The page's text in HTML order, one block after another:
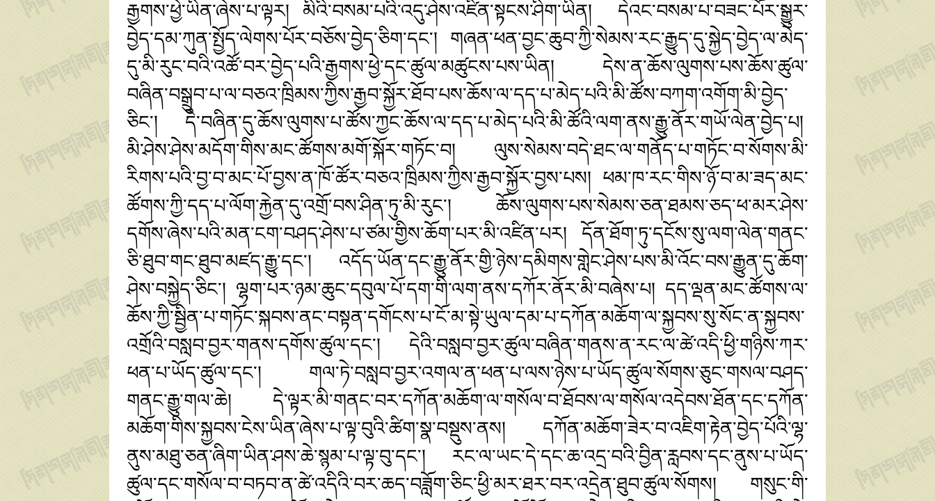
རྒྱགས་ཕྱེ་ཡིན་ཞེས་པ་ལྟར། མིའི་བསམ་པའི་འདུ་ཤེས་འཛིན་སྟངས་ཤིག་ཡིན། དེའང་བསམ་པ་བཟང་པོར་སྒྱུར་
བྱེད་དམ་ཀུན་སྤྱོད་ལེགས་པོར་བཅོས་བྱེད་ཅིག་དང་། གཞན་ཕན་བྱང་ཆུབ་ཀྱི་སེམས་རང་རྒྱུད་དུ་སྐྱེད་བྱེད་ལ་མེད་
དུ་མི་རུང་བའི་འཚོ་བར་བྱེད་པའི་རྒྱགས་ཕྱེ་དང་ཚུལ་མཚུངས་པས་ཡིན། དེས་ན་ཆོས་ལུགས་པས་ཆོས་ཚུལ་
བཞིན་བསྒྲུབ་པ་ལ་བཅའ་ཁྲིམས་ཀྱིས་རྒྱབ་སྐྱོར་ཐོབ་པས་ཆོས་ལ་དད་པ་མེད་པའི་མི་ཚོས་བཀག་འགོག་མི་བྱེད་
ཅིང་། དེ་བཞིན་དུ་ཆོས་ལུགས་པ་ཚོས་ཀྱང་ཆོས་ལ་དད་པ་མེད་པའི་མི་ཚོའི་ལག་ནས་རྒྱུ་ནོར་གཡོ་ལེན་བྱེད་པ།
མི་ཤེས་ཤེས་མདོག་གིས་མང་ཚོགས་མགོ་སྐོར་གཏོང་བ། ལུས་སེམས་བདེ་ཐང་ལ་གནོད་པ་གཏོང་བ་སོགས་མི་
རིགས་པའི་བྱ་བ་མང་པོ་བྱས་ན་ཁོ་ཚོར་བཅའ་ཁྲིམས་ཀྱིས་རྒྱབ་སྐྱོར་བྱས་པས། ཕམ་ཁ་རང་གིས་ཉོ་བ་མ་ཟད་མང་
ཚོགས་ཀྱི་དད་པ་ལོག་རྐྱེན་དུ་འགྲོ་བས་ཤིན་ཏུ་མི་རུང་། ཆོས་ལུགས་པས་སེམས་ཅན་ཐམས་ཅད་ཕ་མར་ཤེས་
དགོས་ཞེས་པའི་མན་ངག་བཤད་ཤེས་པ་ཙམ་གྱིས་ཆོག་པར་མི་འཛིན་པར། དོན་ཐོག་ཏུ་དངོས་སུ་ལག་ལེན་གནང་
ཅི་ཐུབ་གང་ཐུབ་མཛད་རྒྱུ་དང་། འདོད་ཡོན་དང་རྒྱུ་ནོར་གྱི་ཉེས་དམིགས་གླེང་ཤེས་པས་མི་འོང་བས་རྒྱུན་དུ་ཆོག་
ཤེས་བསྐྱེད་ཅིང་། ལྷག་པར་ཉམ་ཆུང་དབུལ་པོ་དག་གི་ལག་ནས་དཀོར་ནོར་མི་བཞེས་པ། དད་ལྡན་མང་ཚོགས་ལ་
ཆོས་ཀྱི་སྦྱིན་པ་གཏོང་སྐབས་ནང་བསྟན་དགོངས་པ་ངོ་མ་སྟེ་ཡུལ་དམ་པ་དཀོན་མཆོག་ལ་སྐྱབས་སུ་སོང་ན་སྐྱབས་
འགྲོའི་བསླབ་བྱར་གནས་དགོས་ཚུལ་དང་། དེའི་བསླབ་བྱར་ཚུལ་བཞིན་གནས་ན་རང་ལ་ཚེ་འདི་ཕྱི་གཉིས་ཀར་
ཕན་པ་ཡོད་ཚུལ་དང་། གལ་ཏེ་བསླབ་བྱར་འགལ་ན་ཕན་པ་ལས་ཉེས་པ་ཡོད་ཚུལ་སོགས་ཅུང་གསལ་བཤད་
གནང་རྒྱུ་གལ་ཆེ། དེ་ལྟར་མི་གནང་བར་དཀོན་མཆོག་ལ་གསོལ་བ་ཐོབས་ལ་གསོལ་འདེབས་ཐོན་དང་དཀོན་
མཆོག་གིས་སྐྱབས་ངེས་ཡིན་ཞེས་པ་ལྟ་བུའི་ཚིག་སྣ་བསྡུས་ནས། དཀོན་མཆོག་ཟེར་བ་འཇིག་རྟེན་བྱེད་པོའི་ལྷ་
ནུས་མཐུ་ཅན་ཞིག་ཡིན་ཤས་ཆེ་སྙམ་པ་ལྟ་བུ་དང་། རང་ལ་ཡང་དེ་དང་ཆ་འདྲ་བའི་བྱིན་རླབས་དང་ནུས་པ་ཡོད་
ཚུལ་དང་གསོལ་བ་བཏབ་ན་ཚེ་འདིའི་བར་ཆད་བཟློག་ཅིང་ཕྱི་མར་ཐར་བར་འདྲེན་ཐུབ་ཚུལ་སོགས། གསུང་གི་